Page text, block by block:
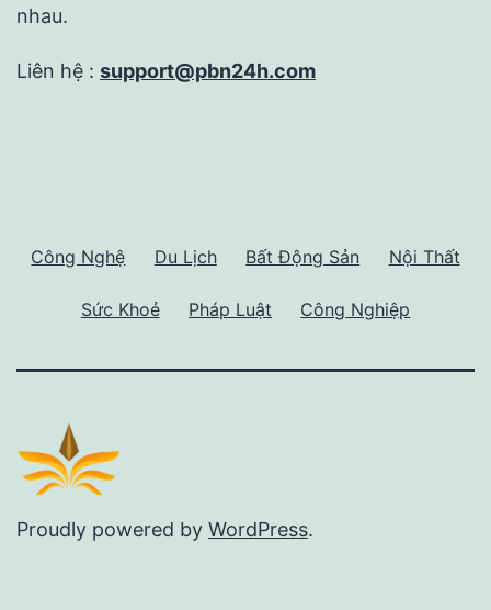
nhau.
Liên hệ : support@pbn24h.com
Công Nghệ Du Lịch Bất Động Sản Nội Thất
Sức Khoẻ Pháp Luật Công Nghiệp
Proudly powered by WordPress.